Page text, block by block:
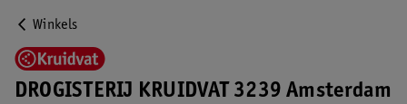
Winkels
DROGISTERIJ KRUIDVAT 3239 Amsterdam